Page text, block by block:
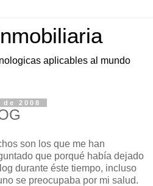
aplicables al mundo
2008
son los que me han
que porqué había dejado
durante éste tiempo, incluso
se preocupaba por mi salud.